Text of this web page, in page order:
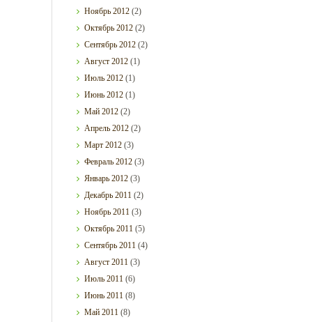
Ноябрь2012 (2)
Октябрь2012 (2)
Сентябрь2012 (2)
Август2012 (1)
Июль2012 (1)
Июнь2012 (1)
Май2012 (2)
Апрель2012 (2)
Март2012 (3)
Февраль2012 (3)
Январь2012 (3)
Декабрь2011 (2)
Ноябрь2011 (3)
Октябрь2011 (5)
Сентябрь2011 (4)
Август2011 (3)
Июль2011 (6)
Июнь2011 (8)
Май2011 (8)